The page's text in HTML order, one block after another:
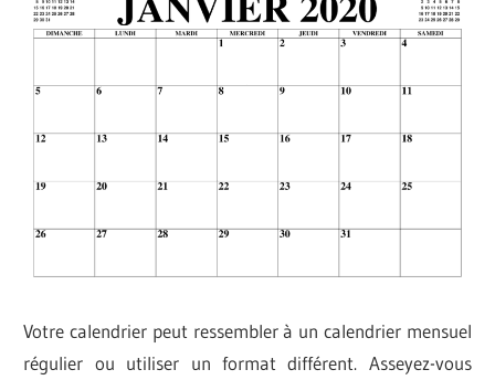
Votre calendrier peut ressembler à un calendrier mensuel
régulier ou utiliser un format différent. Asseyez-vous